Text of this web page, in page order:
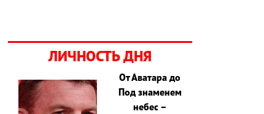
ЛИЧНОСТЬ ДНЯ
От Аватара до
Под знаменем
небес –